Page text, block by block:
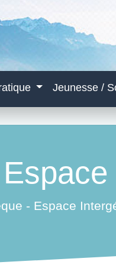
Jeunesse /
- Espace